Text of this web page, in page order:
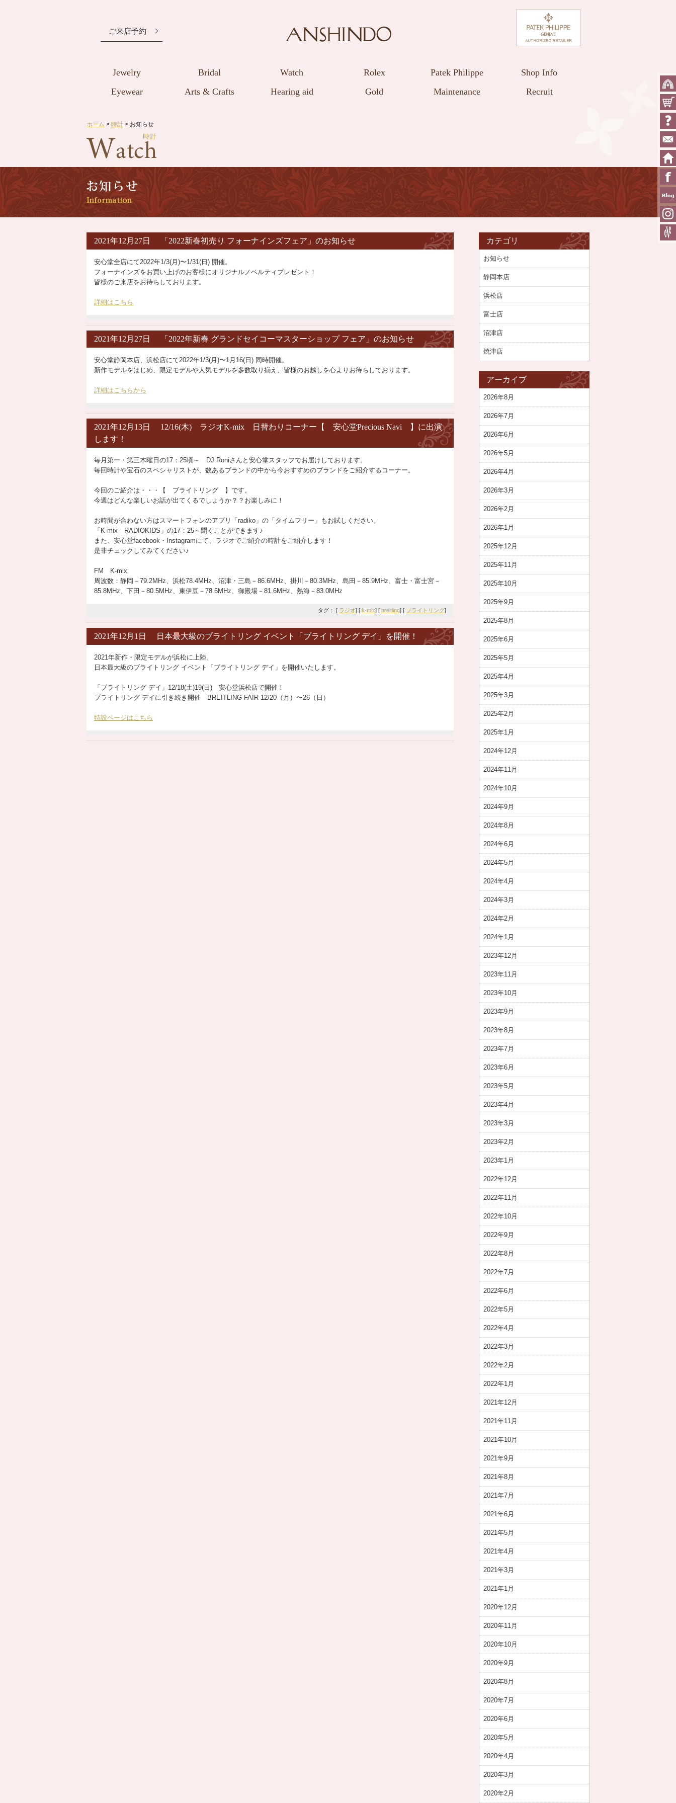
ご来店予約
Jewelry Bridal Watch Rolex Patek Philippe
Shop Info
Eyewear
Arts & Crafts Hearing aid Gold Maintenance Recruit
ホーム > 時計 > お知らせ
2021年12月27日 「2022新春初売り フォーナインズフェア」のお知らせ
安心堂全店にて2022年1/3(月)〜1/31(日) 開催。
フォーナインズをお買い上げのお客様にオリジナルノベルティプレゼント！
皆様のご来店をお待ちしております。
詳細はこちら
2021年12月27日 「2022年新春 グランドセイコーマスターショップ フェア」のお知らせ
安心堂静岡本店、浜松店にて2022年1/3(月)〜1月16(日) 同時開催。
新作モデルをはじめ、限定モデルや人気モデルを多数取り揃え、皆様のお越しを心よりお待ちしております。
詳細はこちらから
2021年12月13日 12/16(木) ラジオK-mix 日替わりコーナー【 安心堂Precious Navi 】に出演
します！
毎月第一・第三木曜日の17：25頃～ DJ Roniさんと安心堂スタッフでお届けしております。
毎回時計や宝石のスペシャリストが、数あるブランドの中から今おすすめのブランドをご紹介するコーナー。
今回のご紹介は・・・【 ブライトリング 】です。
今週はどんな楽しいお話が出てくるでしょうか？？お楽しみに！
お時間が合わない方はスマートフォンのアプリ「radiko」の「タイムフリー」もお試しください。
「K-mix RADIOKIDS」の17：25～聞くことができます♪
また、安心堂facebook・Instagramにて、ラジオでご紹介の時計をご紹介します！
是非チェックしてみてください♪
FM K-mix
周波数：静岡－79.2MHz、浜松78.4MHz、沼津・三島－86.6MHz、掛川－80.3MHz、島田－85.9MHz、富士・富士宮－
85.8MHz、下田－80.5MHz、東伊豆－78.6MHz、御殿場－81.6MHz、熱海－83.0MHz
タグ： [ ラジオ] [ k-mix] [ breitling] [ ブライトリング]
2021年12月1日 日本最大級のブライトリング イベント「ブライトリング デイ」を開催！
2021年新作・限定モデルが浜松に上陸。
日本最大級のブライトリング イベント「ブライトリング デイ」を開催いたします。
「ブライトリング デイ」12/18(土)19(日) 安心堂浜松店で開催！
ブライトリング デイに引き続き開催 BREITLING FAIR 12/20（月）〜26（日）
特設ページはこちら
カテゴリ
お知らせ
静岡本店
浜松店
富士店
沼津店
焼津店
アーカイブ
2026年8月
2026年7月
2026年6月
2026年5月
2026年4月
2026年3月
2026年2月
2026年1月
2025年12月
2025年11月
2025年10月
2025年9月
2025年8月
2025年6月
2025年5月
2025年4月
2025年3月
2025年2月
2025年1月
2024年12月
2024年11月
2024年10月
2024年9月
2024年8月
2024年6月
2024年5月
2024年4月
2024年3月
2024年2月
2024年1月
2023年12月
2023年11月
2023年10月
2023年9月
2023年8月
2023年7月
2023年6月
2023年5月
2023年4月
2023年3月
2023年2月
2023年1月
2022年12月
2022年11月
2022年10月
2022年9月
2022年8月
2022年7月
2022年6月
2022年5月
2022年4月
2022年3月
2022年2月
2022年1月
2021年12月
2021年11月
2021年10月
2021年9月
2021年8月
2021年7月
2021年6月
2021年5月
2021年4月
2021年3月
2021年1月
2020年12月
2020年11月
2020年10月
2020年9月
2020年8月
2020年7月
2020年6月
2020年5月
2020年4月
2020年3月
2020年2月